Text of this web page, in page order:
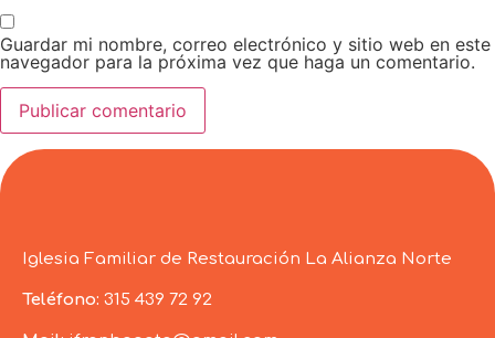
Guardar mi nombre, correo electrónico y sitio web en este
navegador para la próxima vez que haga un comentario.
Iglesia Familiar de Restauración La Alianza Norte
Teléfono: 315 439 72 92